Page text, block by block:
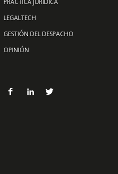
LEGALTECH
GESTIÓN DEL DESPACHO
OPINIÓN